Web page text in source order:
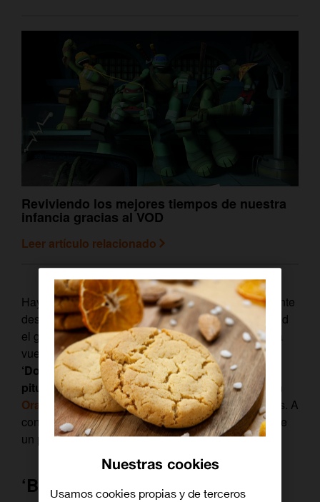
Reviviendo los mejores tiempos de nuestra
infancia gracias al VOD
Leer artículo relacionado
Hay nombres imprescindibles, como el del tristemente
desaparecido Claudio Biern Boyd, creador de ‘David
el gnomo’, ‘D’Artacan y los tres mosqueperros’ y ‘La
vuelta al mundo de Willy Fog’. Y mil títulos más,de
‘Doraemon’ a ‘Los osos amorosos’ y de ‘Los
pitufos’ a ‘Transformers’, que podrás recuperar en
Orange TVy las plataformas destreamingincluidas. A
continuación, varios clásicos que te transportarán de
un plumazo a la infancia de los ochenta.
‘Babar’
Nuestras cookies
Usamos cookies propias y de terceros